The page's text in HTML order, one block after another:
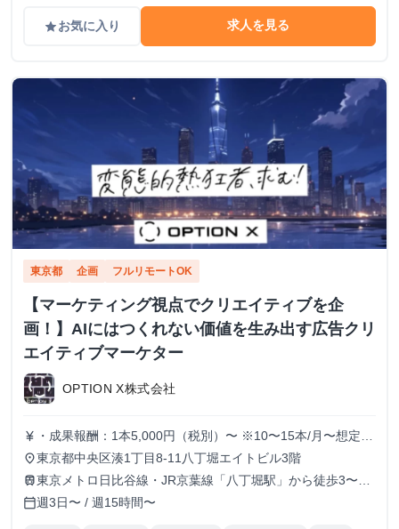
gradeお気に入り 求人を見る
東京都 企画 フルリモートOK
【マーケティング視点でクリエイティブを企
画！】AIにはつくれない価値を生み出す広告クリ
エイティブマーケター
OPTION X株式会社
currency_yen ・成果報酬：1本5,000円（税別）〜 ※10〜15本/月〜想定
※経験、実績、能力等によって変動 ※トライアル期間の場
合変動あり
place東京都中央区湊1丁目8-11八丁堀エイトビル3階
train東京メトロ日比谷線・JR京葉線「八丁堀駅」から徒歩3〜6
分
calendar_today週3日〜 / 週15時間〜